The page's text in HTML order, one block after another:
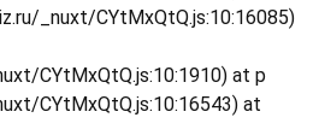
_nuxt/CYtMxQtQ.js:10:16085)
CYtMxQtQ.js:10:1910) at p
CYtMxQtQ.js:10:16543) at